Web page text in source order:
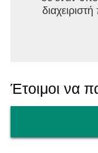
Έτοιμοι να